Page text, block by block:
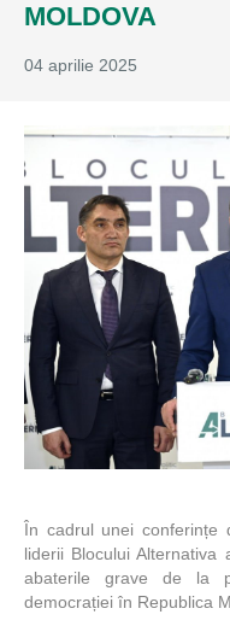
MOLDOVA
04 aprilie 2025
În cadrul unei conferințe
liderii Blocului
abaterile grave de la
democrației în Republica